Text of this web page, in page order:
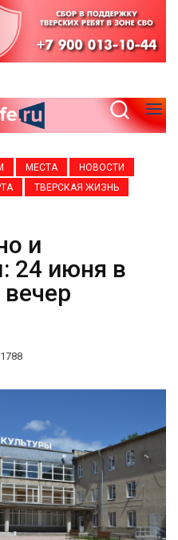
МЕСТА
НОВОСТИ
ТВЕРСКАЯ ЖИЗНЬ
и
24 июня в
1788